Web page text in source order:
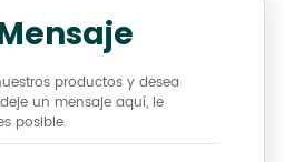
productos y desea
un mensaje aquí, le
posible.